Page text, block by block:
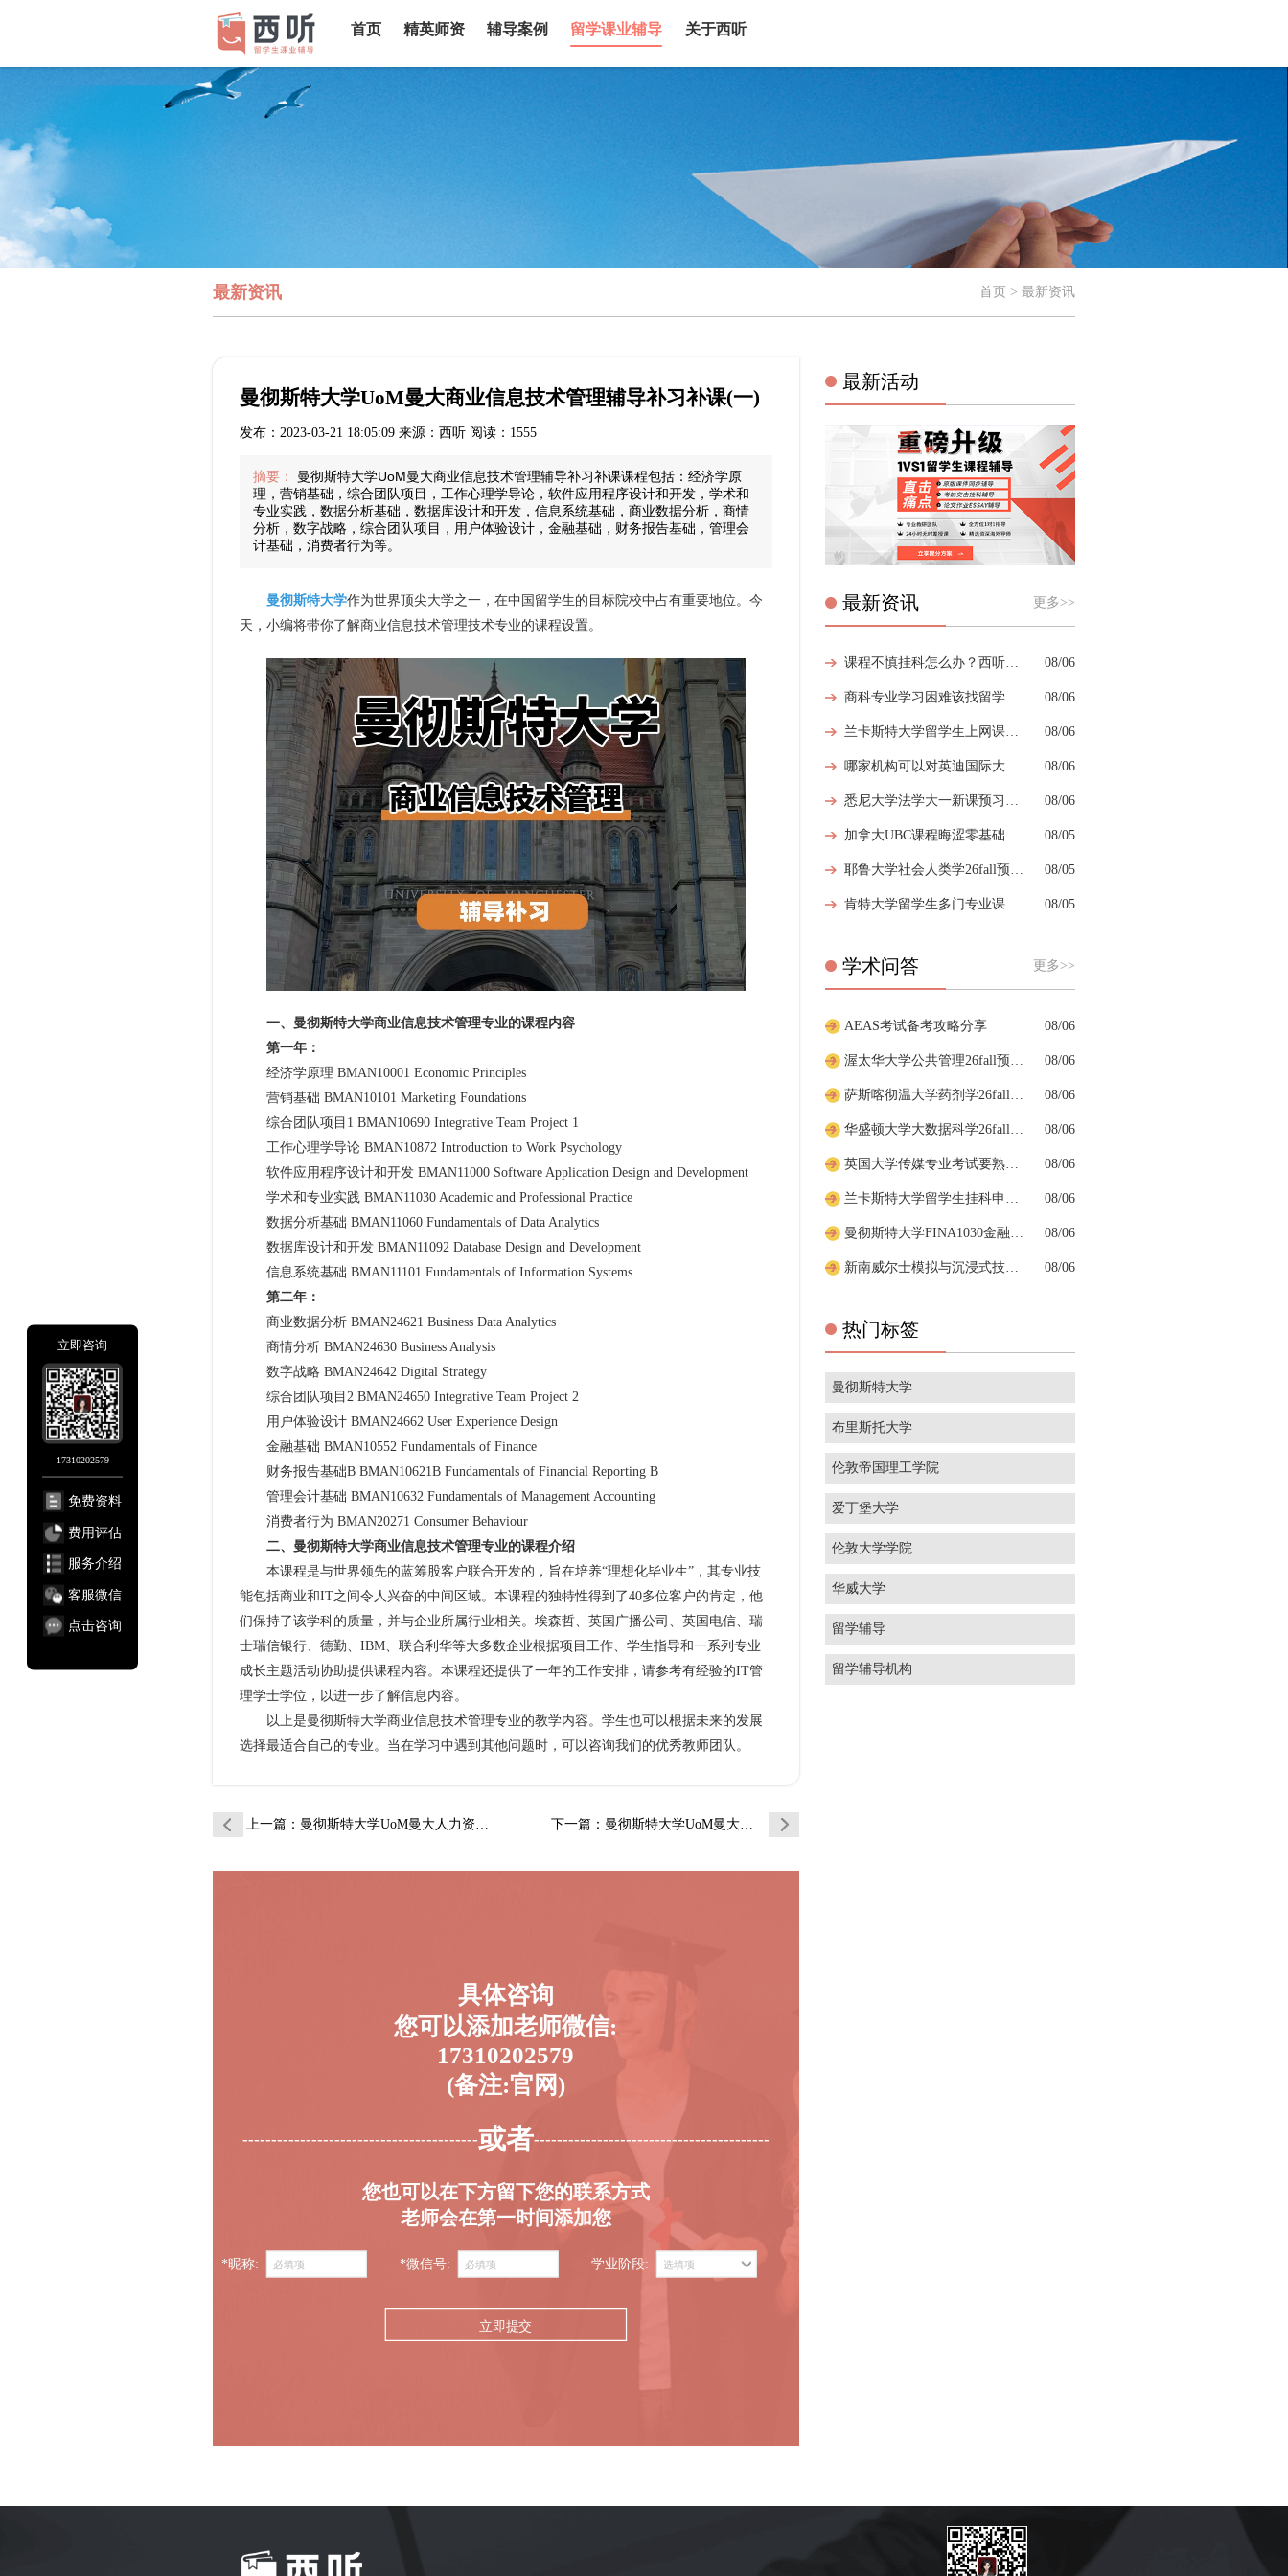
首页 精英师资 辅导案例 留学课业辅导 关于西听
最新资讯 首页 > 最新资讯
曼彻斯特大学UoM曼大商业信息技术管理辅导补习补课(一)
发布：2023-03-21 18:05:09 来源：西听 阅读：1555
摘要：
曼彻斯特大学UoM曼大商业信息技术管理辅导补习补课课程包括：经济学原
理，营销基础，综合团队项目，工作心理学导论，软件应用程序设计和开发，学术和
专业实践，数据分析基础，数据库设计和开发，信息系统基础，商业数据分析，商情
分析，数字战略，综合团队项目，用户体验设计，金融基础，财务报告基础，管理会
计基础，消费者行为等。
曼彻斯特大学作为世界顶尖大学之一，在中国留学生的目标院校中占有重要地位。今
天，小编将带你了解商业信息技术管理技术专业的课程设置。
一、曼彻斯特大学商业信息技术管理专业的课程内容
第一年：
经济学原理 BMAN10001 Economic Principles
营销基础 BMAN10101 Marketing Foundations
综合团队项目1 BMAN10690 Integrative Team Project 1
工作心理学导论 BMAN10872 Introduction to Work Psychology
软件应用程序设计和开发 BMAN11000 Software Application Design and Development
学术和专业实践 BMAN11030 Academic and Professional Practice
数据分析基础 BMAN11060 Fundamentals of Data Analytics
数据库设计和开发 BMAN11092 Database Design and Development
信息系统基础 BMAN11101 Fundamentals of Information Systems
第二年：
商业数据分析 BMAN24621 Business Data Analytics
商情分析 BMAN24630 Business Analysis
数字战略 BMAN24642 Digital Strategy
综合团队项目2 BMAN24650 Integrative Team Project 2
用户体验设计 BMAN24662 User Experience Design
金融基础 BMAN10552 Fundamentals of Finance
财务报告基础B BMAN10621B Fundamentals of Financial Reporting B
管理会计基础 BMAN10632 Fundamentals of Management Accounting
消费者行为 BMAN20271 Consumer Behaviour
二、曼彻斯特大学商业信息技术管理专业的课程介绍
本课程是与世界领先的蓝筹股客户联合开发的，旨在培养“理想化毕业生”，其专业技
能包括商业和IT之间令人兴奋的中间区域。本课程的独特性得到了40多位客户的肯定，他
们保持了该学科的质量，并与企业所属行业相关。埃森哲、英国广播公司、英国电信、瑞
士瑞信银行、德勤、IBM、联合利华等大多数企业根据项目工作、学生指导和一系列专业
成长主题活动协助提供课程内容。本课程还提供了一年的工作安排，请参考有经验的IT管
理学士学位，以进一步了解信息内容。
以上是曼彻斯特大学商业信息技术管理专业的教学内容。学生也可以根据未来的发展
选择最适合自己的专业。当在学习中遇到其他问题时，可以咨询我们的优秀教师团队。
上一篇：曼彻斯特大学UoM曼大人力资源辅导补习补… 下一篇 ：曼彻斯特大学UoM曼大商业信息技术管理辅…
具体咨询
您可以添加老师微信:
17310202579
(备注:官网)
-----------------------------------------或者-----------------------------------------
您也可以在下方留下您的联系方式
老师会在第一时间添加您
*昵称: *微信号: 学业阶段:
立即提交
最新活动
最新资讯 更多>>
08/06
08/06
08/06
08/06
08/06
08/05
08/05
08/05
学术问答 更多>>
AEAS考试备考攻略分享 08/06
08/06
08/06
08/06
08/06
08/06
08/06
08/06
热门标签
曼彻斯特大学
布里斯托大学
伦敦帝国理工学院
爱丁堡大学
伦敦大学学院
华威大学
留学辅导
留学辅导机构
立即咨询
17310202579
免费资料
费用评估
服务介绍
客服微信
点击咨询